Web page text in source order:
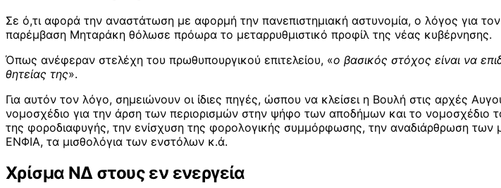
Σε ό,τι αφορά την αναστάτωση με αφορμή την πανεπιστημιακή αστυνομία, ο λόγος για
παρέμβαση Μηταράκη θόλωσε πρόωρα το μεταρρυθμιστικό προφίλ της νέας κυβέρνησης.
Όπως ανέφεραν στελέχη του πρωθυπουργικού επιτελείου, «ο βασικός στόχος είναι να
θητείας της».
Για αυτόν τον λόγο, σημειώνουν οι ίδιες πηγές, ώσπου να κλείσει η Βουλή στις αρχές
νομοσχέδιο για την άρση των περιορισμών στην ψήφο των αποδήμων και το νομοσχέδιο
της φοροδιαφυγής, την ενίσχυση της φορολογικής συμμόρφωσης, την αναδιάρθρωση
ΕΝΦΙΑ, τα μισθολόγια των ενστόλων κ.ά.
Χρίσμα ΝΔ στους εν ενεργεία